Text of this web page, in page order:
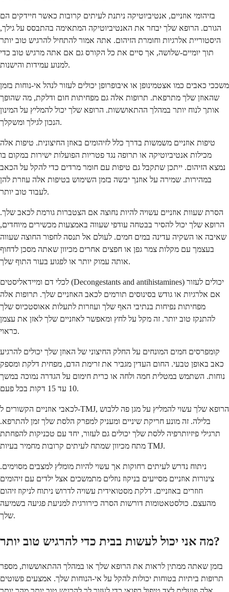
בזיהומי אוזניים, אנטיביוטיקה ניתנת לעיתים קרובות כאשר חיידקים הם
הגורם. הרופא שלך יבחר את האנטיביוטיקה המתאימה בהתבסס על גילך,
היסטוריית אלרגיות וחומרת הזיהום. אתה אמור להתחיל להרגיש טוב יותר
תוך יומיים-שלושה, אך סיים את כל הקורס גם אם אתה מרגיש טוב כדי
למנוע עמידות והישנות.
משככי כאבים כמו אצטמינופן או איבופרופן יכולים לעזור לנהל אי-נוחות בזמן
שהאוזן שלך מתרפאת. תרופות אלה גם מפחיתות חום ודלקת, מה שהופך
אותך לנוח יותר במהלך ההתאוששות. הרופא שלך יכול להמליץ על המינון
הנכון לגילך ומשקלך.
טיפות אוזניים משמשות בדרך כלל לזיהומים באוזן החיצונית. טיפות אלה
מכילות אנטיביוטיקה או תרופה נגד פטריות הפועלות ישירות במקום בו
נמצא הזיהום. ייתכן שתקבל גם טיפות עם חומר מרדים כדי להקל על הכאב
במהירות. שמירה על אוזנך יבשה בזמן השימוש בטיפות אלה עוזרת להן
לעבוד טוב יותר.
הסרת שעוות אוזניים עשויה להיות נחוצה אם הצטברות גורמת לכאב שלך.
הרופא שלך יכול להסיר בבטחה עודפי שעווה באמצעות מכשירים מיוחדים,
שאיבה או השקיה עדינה במים חמים. לעולם אל תנסה לחפור החוצה שעווה
בעצמך עם מקלות צמר גפן או חפצים אחרים מכיוון שאתה מסכן לדחוף
אותה עמוק יותר או לפגוע בעור התוף שלך.
לכלי דם ומיידאליסטים (Decongestants and antihistamines) יכולים לעזור
אם אלרגיות או גודש בסינוסים תורמים לכאב האוזניים שלך. תרופות אלה
מפחיתות נפיחות בנתיבי האף שלך ועוזרות לתעלות אאוסטכיוס שלך
להתנקז טוב יותר. זה מקל על לחץ ומאפשר לאוזניים שלך לאזן את עצמן
כראוי.
קומפרסים חמים המונחים על החלק החיצוני של האוזן שלך יכולים להרגיע
כאב באופן טבעי. החום העדין מגביר את זרימת הדם, מפחית דלקת ומספק
נוחות. השתמש במטלית חמה ולחה או כרית חימום על הגדרה נמוכה במשך
10 עד 15 דקות בכל פעם.
לכאבי אוזניים הקשורים ל-TMJ, הרופא שלך עשוי להמליץ על מגן פה ללבוש
בלילה. זה מונע חריקת שיניים ומעניק למפרק הלסת שלך זמן להתרפא.
תרגילי פיזיותרפיה ללסת שלך יכולים גם לעזור, יחד עם טכניקות להפחתת
מתח מכיוון שמתח לעיתים קרובות מחמיר בעיות TMJ.
ניתוח נדרש לעיתים רחוקות אך עשוי להיות מומלץ למצבים מסוימים.
צינורות אוזניים מסייעים בניקוז נוזלים מתמשכים אצל ילדים עם זיהומים
חוזרים באוזניים. דלקת מסטואידית עשויה לדרוש ניתוח לניקוז זיהום
מהעצם. כולסטאטומות דורשות הסרה כירורגית למניעת פגיעה בשמיעה
שלך.
מה אני יכול לעשות בבית כדי להרגיש טוב יותר?
בזמן שאתה ממתין לראות את הרופא שלך או במהלך ההתאוששות, מספר
תרופות ביתיות בטוחות יכולות להקל על אי-הנוחות שלך. אמצעים פשוטים